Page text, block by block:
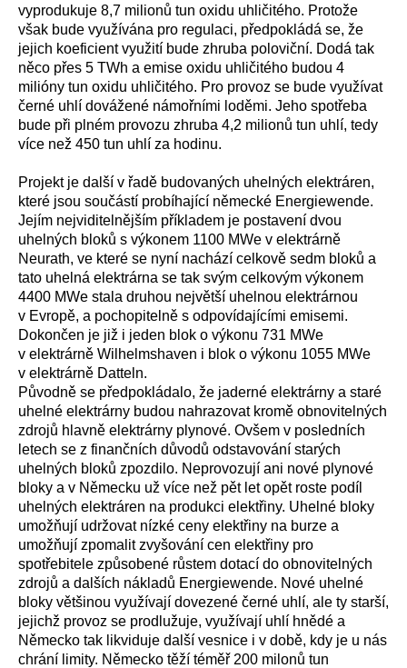
vyprodukuje 8,7 milionů tun oxidu uhličitého. Protože
však bude využívána pro regulaci, předpokládá se, že
jejich koeficient využití bude zhruba poloviční. Dodá tak
něco přes 5 TWh a emise oxidu uhličitého budou 4
milióny tun oxidu uhličitého. Pro provoz se bude využívat
černé uhlí dovážené námořními loděmi. Jeho spotřeba
bude při plném provozu zhruba 4,2 milionů tun uhlí, tedy
více než 450 tun uhlí za hodinu.
Projekt je další v řadě budovaných uhelných elektráren,
které jsou součástí probíhající německé Energiewende.
Jejím nejviditelnějším příkladem je postavení dvou
uhelných bloků s výkonem 1100 MWe v elektrárně
Neurath, ve které se nyní nachází celkově sedm bloků a
tato uhelná elektrárna se tak svým celkovým výkonem
4400 MWe stala druhou největší uhelnou elektrárnou
v Evropě, a pochopitelně s odpovídajícími emisemi.
Dokončen je již i jeden blok o výkonu 731 MWe
v elektrárně Wilhelmshaven i blok o výkonu 1055 MWe
v elektrárně Datteln.
Původně se předpokládalo, že jaderné elektrárny a staré
uhelné elektrárny budou nahrazovat kromě obnovitelných
zdrojů hlavně elektrárny plynové. Ovšem v posledních
letech se z finančních důvodů odstavování starých
uhelných bloků zpozdilo. Neprovozují ani nové plynové
bloky a v Německu už více než pět let opět roste podíl
uhelných elektráren na produkci elektřiny. Uhelné bloky
umožňují udržovat nízké ceny elektřiny na burze a
umožňují zpomalit zvyšování cen elektřiny pro
spotřebitele způsobené růstem dotací do obnovitelných
zdrojů a dalších nákladů Energiewende. Nové uhelné
bloky většinou využívají dovezené černé uhlí, ale ty starší,
jejichž provoz se prodlužuje, využívají uhlí hnědé a
Německo tak likviduje další vesnice i v době, kdy je u nás
chrání limity. Německo těží téměř 200 milonů tun